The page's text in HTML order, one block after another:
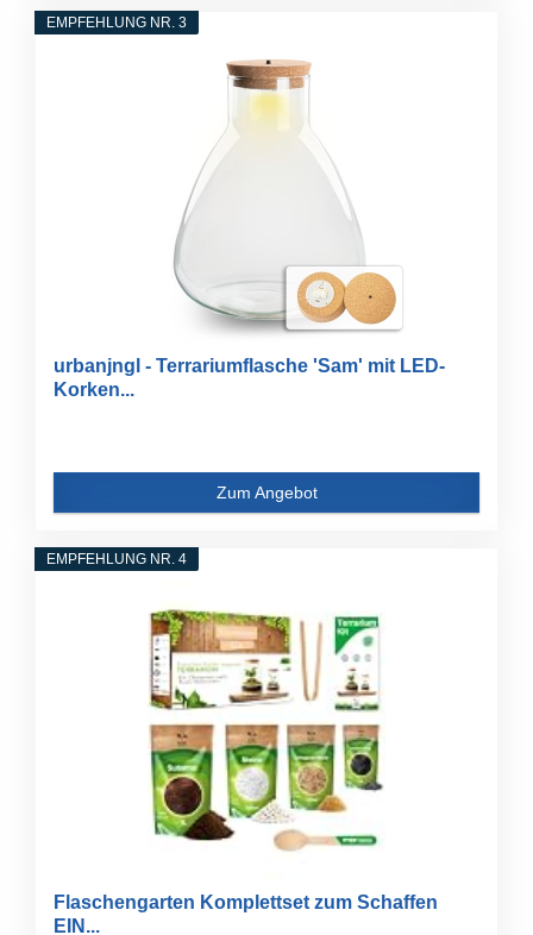
EMPFEHLUNG NR. 3
urbanjngl - Terrariumflasche 'Sam' mit LED-
Korken...
Zum Angebot
EMPFEHLUNG NR. 4
Flaschengarten Komplettset zum Schaffen
EIN...